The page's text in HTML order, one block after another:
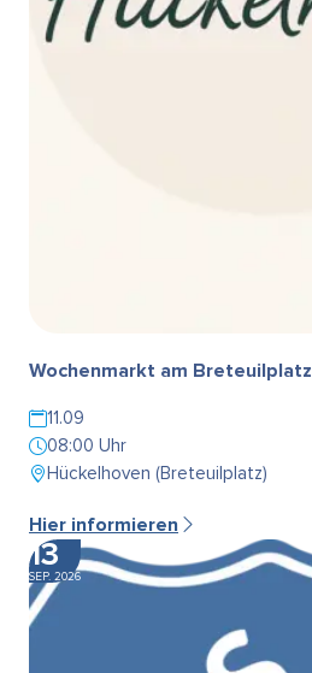
Wochenmarkt am Breteuilplatz
11.09
08:00 Uhr
Hückelhoven (Breteuilplatz)
Hier informieren
13
SEP. 2026